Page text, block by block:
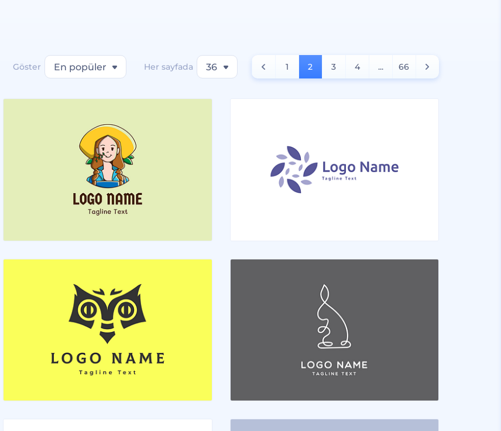
Göster En popüler Her sayfada 36 1 2 3 4 ... 66